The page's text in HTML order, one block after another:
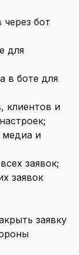
бот
для
в боте для
клиентов и
медиа и
заявок;
заявок
заявку